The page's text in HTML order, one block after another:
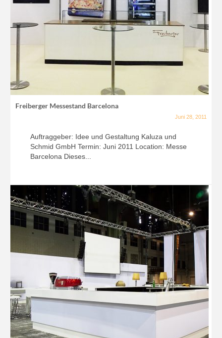
Freiberger Messestand Barcelona
Juni 28, 2011
Auftraggeber: Idee und Gestaltung Kaluza und
Schmid GmbH Termin: Juni 2011 Location: Messe
Barcelona Dieses...